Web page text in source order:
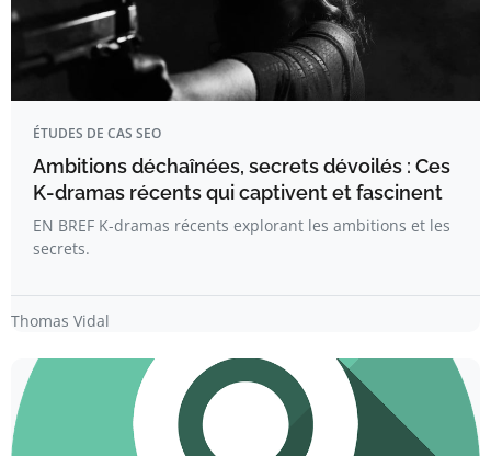
ÉTUDES DE CAS SEO
Ambitions déchaînées, secrets dévoilés : Ces
K-dramas récents qui captivent et fascinent
EN BREF K-dramas récents explorant les ambitions et les
secrets.
Thomas Vidal